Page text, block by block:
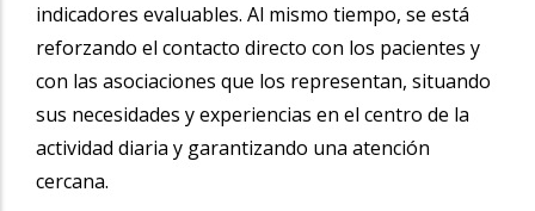
indicadores evaluables. Al mismo tiempo, se está
reforzando el contacto directo con los pacientes y
con las asociaciones que los representan, situando
sus necesidades y experiencias en el centro de la
actividad diaria y garantizando una atención
cercana.